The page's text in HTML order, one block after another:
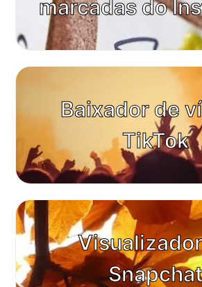
marcadas do
Baixador de
TikTok
Snapchat